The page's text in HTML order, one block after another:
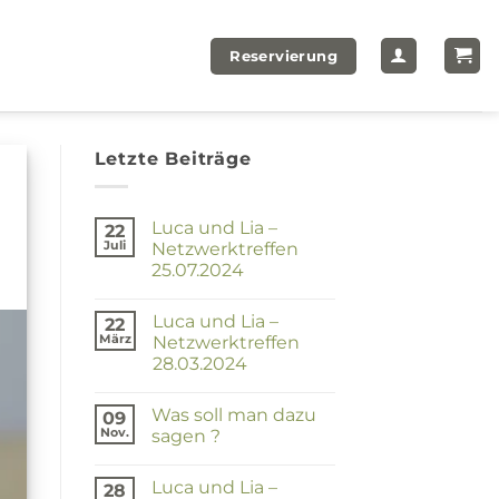
Reservierung
Letzte Beiträge
22
Juli
Luca und Lia –
Netzwerktreffen
25.07.2024
zu
Luca
und
Lia
25.07.2024
22
März
Luca und Lia –
Netzwerktreffen
28.03.2024
zu
und
Netzwerktreffen
09
Nov.
Was soll man dazu
sagen ?
zu
28
Luca und Lia –